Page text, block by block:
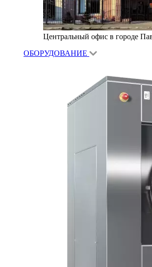
Центральный офис в городе
ОБОРУДОВАНИЕ